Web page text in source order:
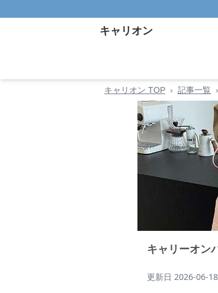
キャリオン
キャリオン TOP › 記事一覧 ›
キャリーオン
更新日 2026-06-18